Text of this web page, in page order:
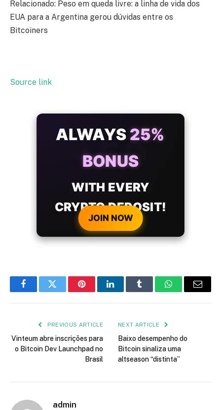
Relacionado: Peso em queda livre: a linha de vida dos
EUA para a Argentina gerou dúvidas entre os
Bitcoiners
Source link
ALWAYS 25%
BONUS
WITH EVERY
CRYPTO DEPOSIT!
JOIN NOW
FacebookTwitter PinterestLinkedInTumblr WhatsAppEmail
PREVIOUS ARTICLE
Vinteum abre inscrições para
o Bitcoin Dev Launchpad no
Brasil
NEXT ARTICLE
Baixo desempenho do
Bitcoin sinaliza uma
altseason “distinta”
admin